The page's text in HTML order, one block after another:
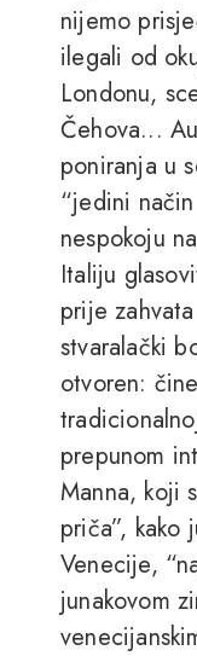
nijemo
ilegali od
Londonu,
Čehova...
poniranja u
“jedini
nespokoju
Italiju
prije
stvaralački
otvoren:
prepunom
Manna, koji
priča”, kako
Venecije,
junakovom